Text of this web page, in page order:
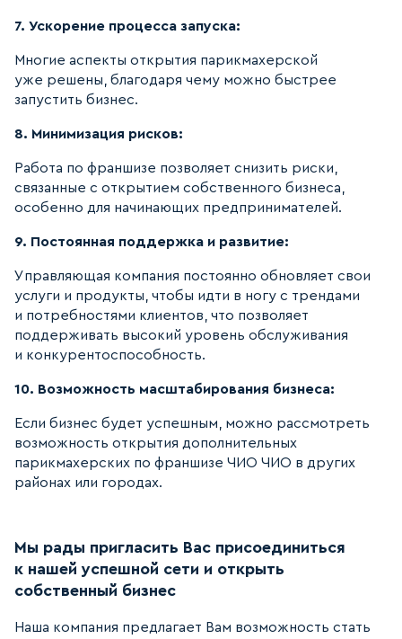
7. Ускорение процесса запуска:
Многие аспекты открытия парикмахерской
уже решены, благодаря чему можно быстрее
запустить бизнес.
8. Минимизация рисков:
Работа по франшизе позволяет снизить риски,
связанные с открытием собственного бизнеса,
особенно для начинающих предпринимателей.
9. Постоянная поддержка и развитие:
Управляющая компания постоянно обновляет свои
услуги и продукты, чтобы идти в ногу с трендами
и потребностями клиентов, что позволяет
поддерживать высокий уровень обслуживания
и конкурентоспособность.
10. Возможность масштабирования бизнеса:
Если бизнес будет успешным, можно рассмотреть
возможность открытия дополнительных
парикмахерских по франшизе ЧИО ЧИО в других
районах или городах.
Мы рады пригласить Вас присоединиться
к нашей успешной сети и открыть
собственный бизнес
Наша компания предлагает Вам возможность стать